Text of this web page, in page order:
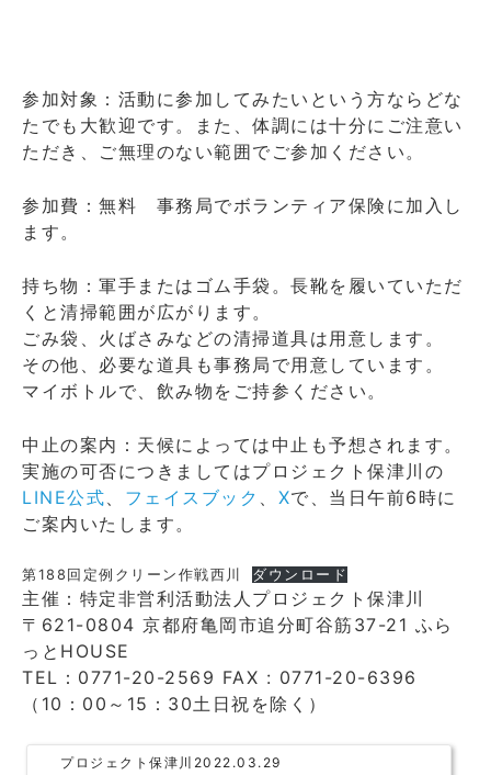
参加対象：活動に参加してみたいという方ならどな
たでも大歓迎です。また、体調には十分にご注意い
ただき、ご無理のない範囲でご参加ください。
参加費：無料 事務局でボランティア保険に加入し
ます。
持ち物：軍手またはゴム手袋。長靴を履いていただ
くと清掃範囲が広がります。
ごみ袋、火ばさみなどの清掃道具は用意します。
その他、必要な道具も事務局で用意しています。
マイボトルで、飲み物をご持参ください。
中止の案内：天候によっては中止も予想されます。
実施の可否につきましてはプロジェクト保津川の
LINE公式、 フェイスブック 、 Xで、当日午前6時に
ご案内いたします。
第188回定例クリーン作戦西川 ダウンロード
主催：特定非営利活動法人プロジェクト保津川
〒621-0804 京都府亀岡市追分町谷筋37-21 ふら
っとHOUSE
TEL：0771-20-2569 FAX : 0771-20-6396
（10：00～15：30土日祝を除く）
プロジェクト保津川 2022.03.29